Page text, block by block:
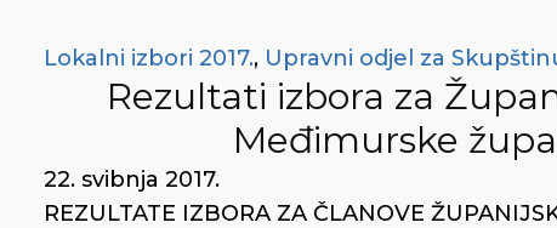
Lokalni izbori 2017., Upravni odjel za
Rezultati izbora za
Međimurske
22. svibnja 2017.
REZULTATE IZBORA ZA ČLANOVE